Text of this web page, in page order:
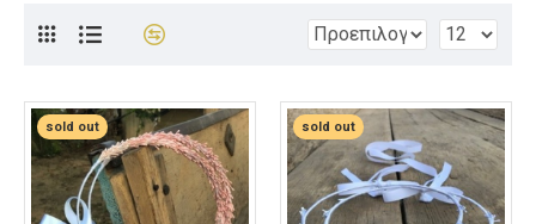
sold out sold out